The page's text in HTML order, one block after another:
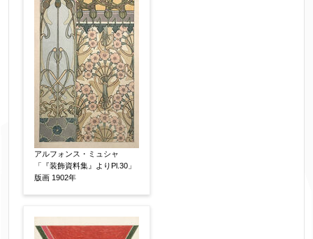
アルフォンス・ミュシャ
「『装飾資料集』よりPl.30」
版画 1902年